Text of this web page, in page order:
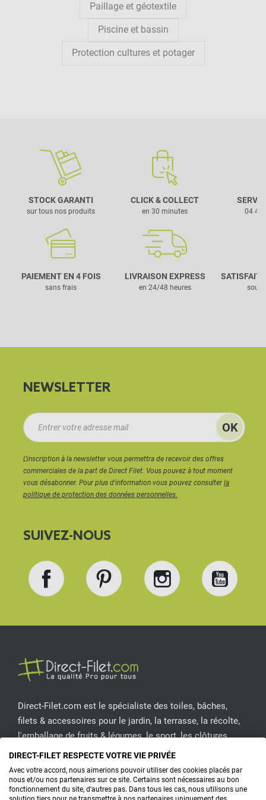
Paillage et géotextile
Piscine et bassin
Protection cultures et potager
STOCK GARANTI
sur tous nos produits
CLICK & COLLECT
en 30 minutes
PAIEMENT EN 4 FOIS
sans frais
LIVRAISON EXPRESS
en 24/48 heures
04 42
SATISFAIT
sous
NEWSLETTER
L'inscription à la newsletter vous permettra de recevoir des offres
commerciales de la part de Direct Filet. Vous pouvez à tout moment
vous désabonner. Pour plus d'information vous pouvez consulterla
politique de protection des données personnelles.
SUIVEZ-NOUS
Direct-Filet.com est le spécialiste des toiles, bâches,
filets & accessoires pour le jardin, la terrasse, la récolte,
l'emballage de fruits & légumes, le sport, les clôtures...
CONTACTEZ-NOUS
DIRECT-FILET RESPECTE VOTRE VIE PRIVÉE
Avec votre accord, nous aimerions pouvoir utiliser des cookies placés par
nous et/ou nos partenaires sur ce site. Certains sont nécessaires au bon
fonctionnement du site, d'autres pas. Dans tous les cas, nous utilisons une